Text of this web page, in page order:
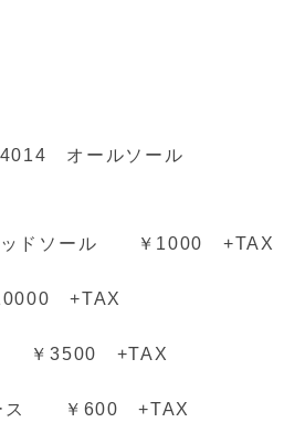
4014 オールソール
ッドソール ￥1000 +TAX
+TAX
￥3500 +TAX
ース ￥600 +TAX